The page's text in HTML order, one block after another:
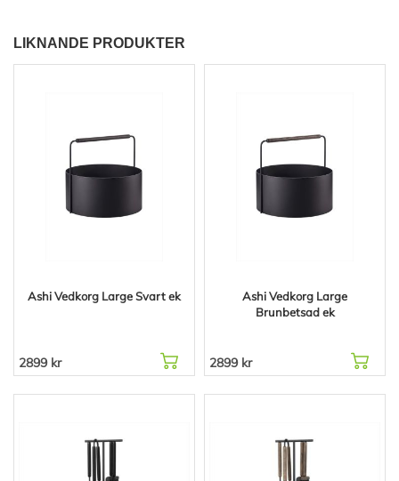
LIKNANDE PRODUKTER
Ashi Vedkorg Large Svart ek
2899 kr
Ashi Vedkorg Large
Brunbetsad ek
2899 kr